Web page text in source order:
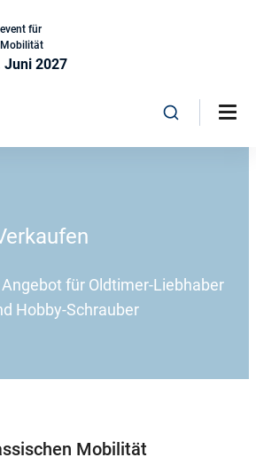
für
Mobilität
Juni 2027
für Oldtimer-Liebhaber
Hobby-Schrauber
Mobilität